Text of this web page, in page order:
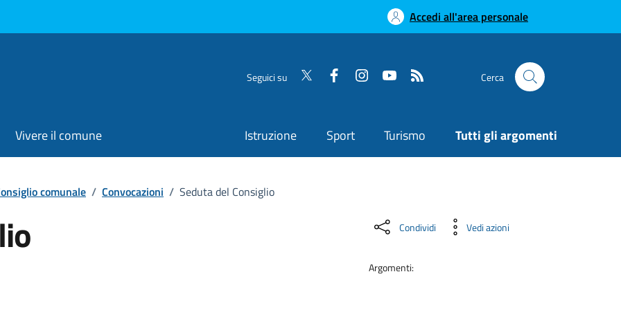
Accedi all'area personale
Seguici su Cerca
Vivere il comune Istruzione Sport Turismo Tutti gli argomenti
comunale / Convocazioni / Seduta del Consiglio
Condividi Vedi azioni
Argomenti: